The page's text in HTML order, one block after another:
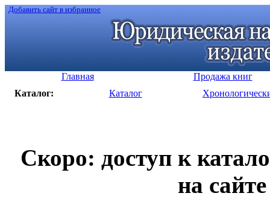
Добавить сайт в избранное
Главная
Продажа книг
Каталог:
Каталог
Скоро: доступ к
на